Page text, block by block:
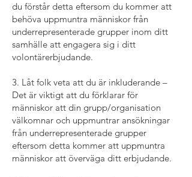
du förstår detta eftersom du kommer att
behöva uppmuntra människor från
underrepresenterade grupper inom ditt
samhälle att engagera sig i ditt
volontärerbjudande.
3. Låt folk veta att du är inkluderande –
Det är viktigt att du förklarar för
människor att din grupp/organisation
välkomnar och uppmuntrar ansökningar
från underrepresenterade grupper
eftersom detta kommer att uppmuntra
människor att överväga ditt erbjudande.